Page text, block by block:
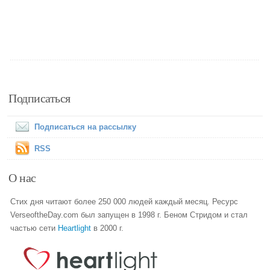
Подписаться
Подписаться на рассылку
RSS
О нас
Стих дня читают более 250 000 людей каждый месяц. Ресурс
VerseoftheDay.com был запущен в 1998 г. Беном Стридом и стал
частью сети Heartlight в 2000 г.